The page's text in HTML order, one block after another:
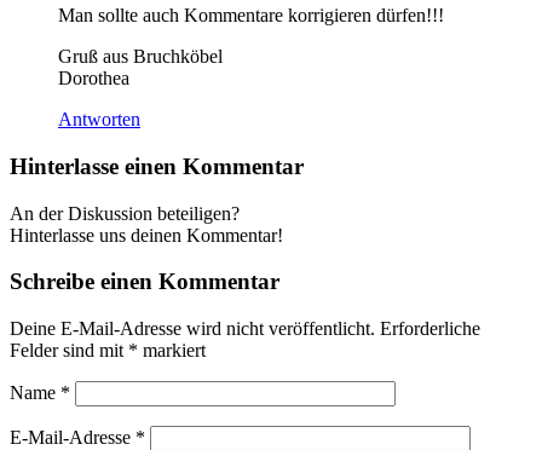
Man sollte auch Kommentare korrigieren dürfen!!!
Gruß aus Bruchköbel
Dorothea
Antworten
Hinterlasse einen Kommentar
An der Diskussion beteiligen?
Hinterlasse uns deinen Kommentar!
Schreibe einen Kommentar
Deine E-Mail-Adresse wird nicht veröffentlicht. Erforderliche
Felder sind mit * markiert
Name *
E-Mail-Adresse *